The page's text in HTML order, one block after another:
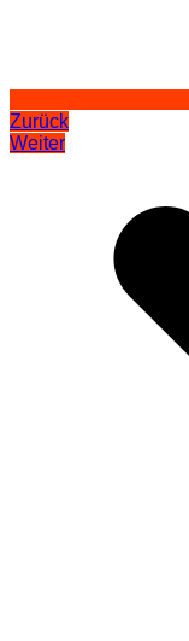
Zurück
Weiter